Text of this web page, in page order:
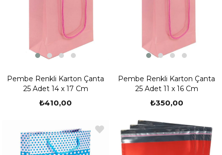
Pembe Renkli Karton Çanta
25 Adet 14 x 17 Cm
₺410,00
Pembe Renkli Karton Çanta
25 Adet 11 x 16 Cm
₺350,00